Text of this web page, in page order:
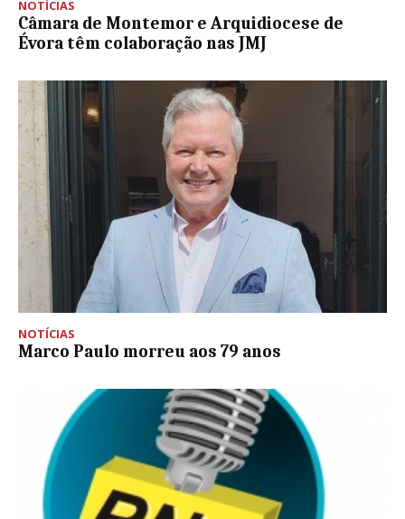
NOTÍCIAS
Câmara de Montemor e Arquidiocese de
Évora têm colaboração nas JMJ
NOTÍCIAS
Marco Paulo morreu aos 79 anos